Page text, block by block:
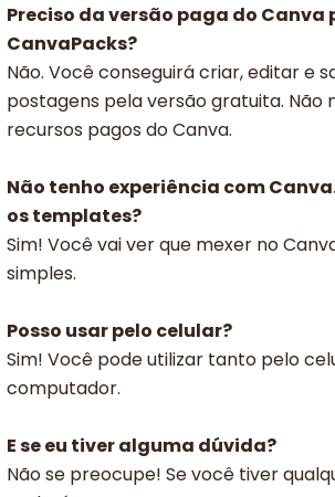
Preciso da versão paga do Canva
CanvaPacks?
Não. Você conseguirá criar, editar e
postagens pela versão gratuita. Não
recursos pagos do Canva.
Não tenho experiência com
os templates?
Sim! Você vai ver que mexer no
simples.
Posso usar pelo celular?
Sim! Você pode utilizar tanto pelo
computador.
E se eu tiver alguma dúvida?
Não se preocupe! Se você tiver